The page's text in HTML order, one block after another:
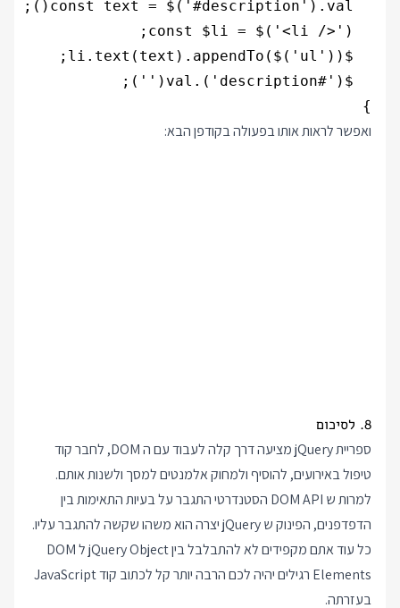
}
ואפשר לראות אותו בפעולה בקודפן הבא:
8. לסיכום
ספריית jQuery מציעה דרך קלה לעבוד עם ה DOM, לחבר קוד
טיפול באירועים, להוסיף ולמחוק אלמנטים למסך ולשנות אותם.
למרות ש DOM API הסטנדרטי התגבר על בעיות התאימות בין
הדפדפנים, הפינוק ש jQuery יצרה הוא משהו שקשה להתגבר עליו.
כל עוד אתם מקפידים לא להתבלבל בין jQuery Object ל DOM
Elements רגילים יהיה לכם הרבה יותר קל לכתוב קוד JavaScript
בעזרתה.